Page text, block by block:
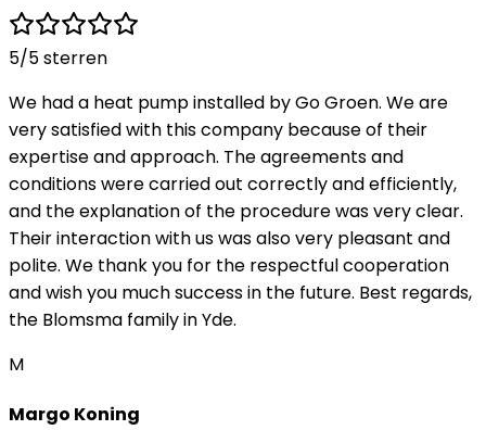
5/5 sterren
We had a heat pump installed by Go Groen. We are
very satisfied with this company because of their
expertise and approach. The agreements and
conditions were carried out correctly and efficiently,
and the explanation of the procedure was very clear.
Their interaction with us was also very pleasant and
polite. We thank you for the respectful cooperation
and wish you much success in the future. Best regards,
the Blomsma family in Yde.
M
Margo Koning